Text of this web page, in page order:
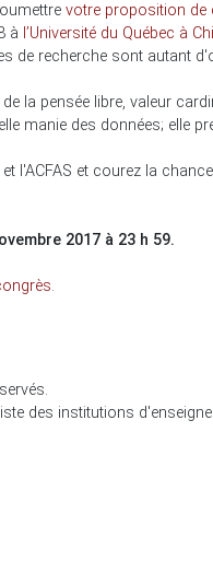
votre proposition
à l’Université du Québec à
de recherche sont
la pensée libre, valeur
manie des données; elle
l'ACFAS et courez la
2017 à 23 h 59.
.
des institutions